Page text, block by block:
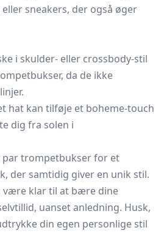
sneakers, der også øger
i skulder- eller crossbody-stil
da de ikke
hat kan tilføje et boheme-touch
dig fra solen i
par trompetbukser for et
der samtidig giver en unik stil.
være klar til at bære dine
uanset anledning. Husk,
din egen personlige stil